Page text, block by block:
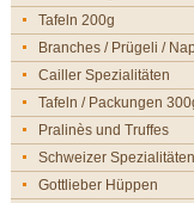
Tafeln 200g
Branches / Prügeli /
Cailler Spezialitäten
Tafeln / Packungen
Pralinès und Truffes
Schweizer
Gottlieber Hüppen